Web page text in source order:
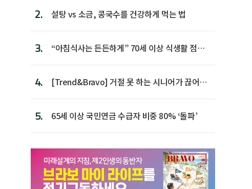
2. 설탕 vs 소금, 콩국수를 건강하게 먹는 법
3.
“아침식사는 든든하게” 70세 이상 식생활 점수
4.
[Trend&Bravo] 거절 못 하는 시니어가 끊어야
5. 65세 이상 국민연금 수급자 비중 80% ‘돌파’